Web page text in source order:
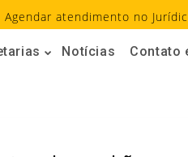
Agendar atendimento no
Notícias Contato